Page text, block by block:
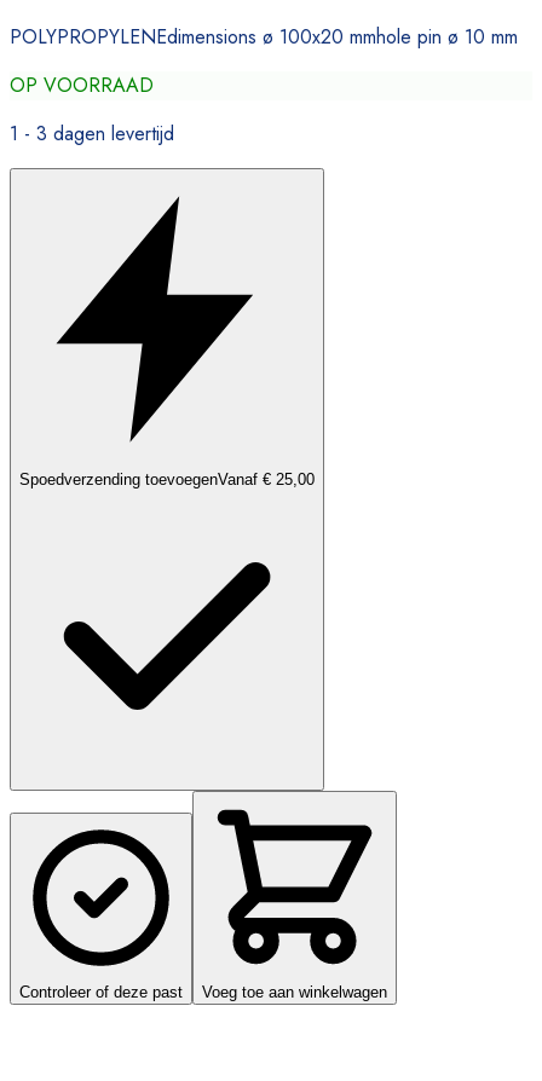
POLYPROPYLENEdimensions ø 100x20 mmhole pin ø 10 mm
OP VOORRAAD
1 - 3 dagen levertijd
Spoedverzending toevoegenVanaf € 25,00
Controleer of deze past Voeg toe aan winkelwagen